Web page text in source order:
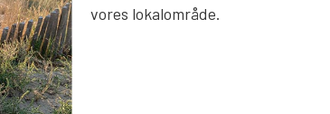
vores lokalområde.